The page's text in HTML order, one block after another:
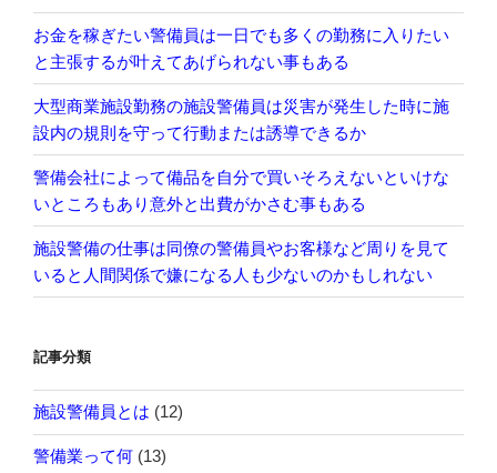
お金を稼ぎたい警備員は一日でも多くの勤務に入りたい
と主張するが叶えてあげられない事もある
大型商業施設勤務の施設警備員は災害が発生した時に施
設内の規則を守って行動または誘導できるか
警備会社によって備品を自分で買いそろえないといけな
いところもあり意外と出費がかさむ事もある
施設警備の仕事は同僚の警備員やお客様など周りを見て
いると人間関係で嫌になる人も少ないのかもしれない
記事分類
施設警備員とは (12)
警備業って何 (13)